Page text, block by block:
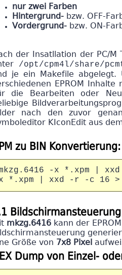
nur zwei Farben
Hintergrund-bzw. OFF-
Vordergrund-bzw. ON-
der Insatllation der PC/
/opt/cpm4l/share/
je ein Makefile abgelegt.
EPROM
die Bearbeiten oder
nach den zuvor
KIconEdit aus
zu BIN Konvertierung:
-x *.xpm |
*.xpm | xxd -r -c 16
mkzg.6416kann der
Größe von
7x8 Pixel
Dump von Einzel-